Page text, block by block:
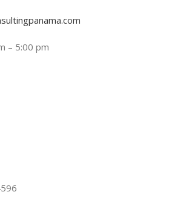
– 5:00 pm